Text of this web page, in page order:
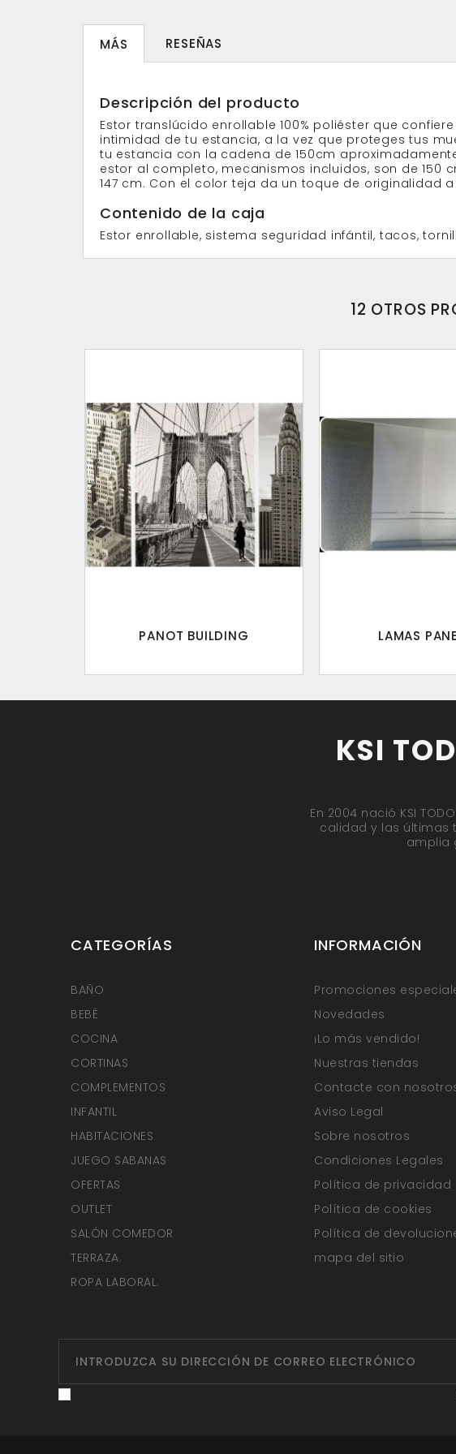
MÁS RESEÑAS
Descripción del producto
Estor translúcido enrollable 100% poliéster que
intimidad de tu estancia, a la vez que proteges tus
tu estancia con la cadena de 150cm
estor al completo, mecanismos incluidos, son de 150
147 cm. Con el color teja da un toque de originalidad
Contenido de la caja
Estor enrollable, sistema seguridad infántil, tacos,
12 OTROS
PANOT BUILDING LAMAS
KSI
En 2004 nació KSI
calidad y las últimas
amplia
CATEGORÍAS
BAÑO
BEBÉ
COCINA
CORTINAS
COMPLEMENTOS
INFANTIL
HABITACIONES
JUEGO SABANAS
OFERTAS
OUTLET
SALÓN COMEDOR
TERRAZA.
ROPA LABORAL.
INFORMACIÓN
Promociones
Novedades
¡Lo más vendido!
Nuestras tiendas
Contacte con
Aviso Legal
Sobre nosotros
Condiciones Legales
Política de privacidad
Política de cookies
Política de
mapa del sitio